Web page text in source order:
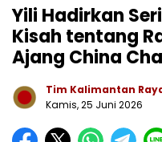
Yili Hadirkan
Kisah tentang
Ajang China
Tim Kalimantan
Kamis, 25 Juni 2026